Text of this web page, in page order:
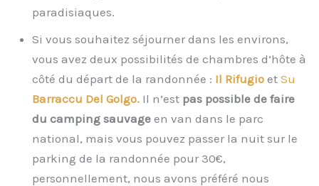
paradisiaques.
Si vous souhaitez séjourner dans les environs,
vous avez deux possibilités de chambres d’hôte à
côté du départ de la randonnée : Il Rifugio et Su
Barraccu Del Golgo. Il n’est pas possible de faire
du camping sauvage en van dans le parc
national, mais vous pouvez passer la nuit sur le
parking de la randonnée pour 30€,
personnellement, nous avons préféré nous